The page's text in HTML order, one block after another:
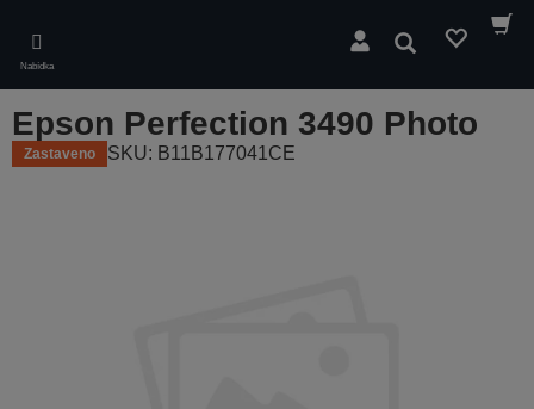
main
content
Nabídka
Hledat
Epson Perfection 3490 Photo
Zastaveno SKU: B11B177041CE